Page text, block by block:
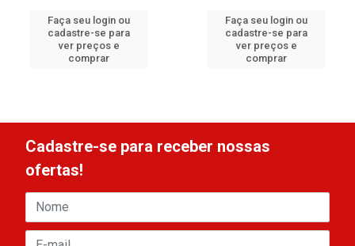
Faça seu login ou
cadastre-se para
ver preços e
comprar
Faça seu login ou
cadastre-se para
ver preços e
comprar
Cadastre-se para receber nossas
ofertas!